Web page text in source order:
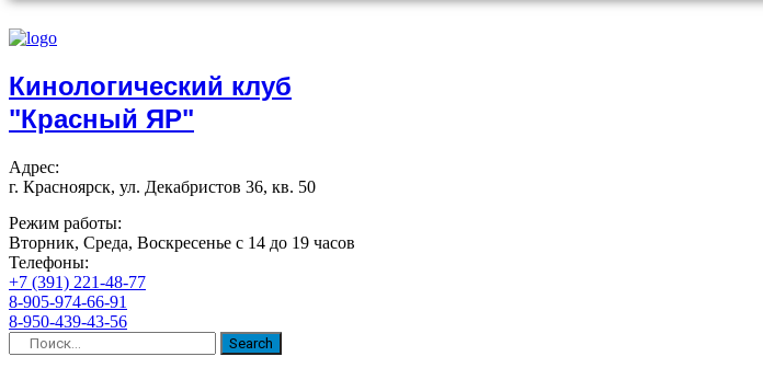
Кинологический клуб
"Красный ЯР"
Адрес:
г. Красноярск, ул. Декабристов 36, кв. 50
Режим работы:
Вторник, Среда, Воскресенье с 14 до 19 часов
Телефоны:
+7 (391) 221-48-77
8-905-974-66-91
8-950-439-43-56
Search